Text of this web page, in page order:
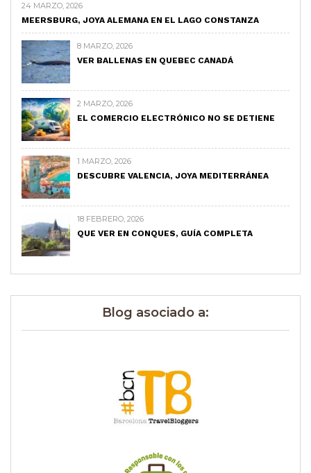
24 MARZO, 2026
MEERSBURG, JOYA ALEMANA EN EL LAGO CONSTANZA
8 MARZO, 2026
VER BALLENAS EN QUEBEC CANADÁ
2 MARZO, 2026
EL COMERCIO ELECTRÓNICO NO SE DETIENE
1 MARZO, 2026
DESCUBRE VALENCIA, JOYA MEDITERRÁNEA
18 FEBRERO, 2026
QUE VER EN CONQUES, GUÍA COMPLETA
Blog asociado a: